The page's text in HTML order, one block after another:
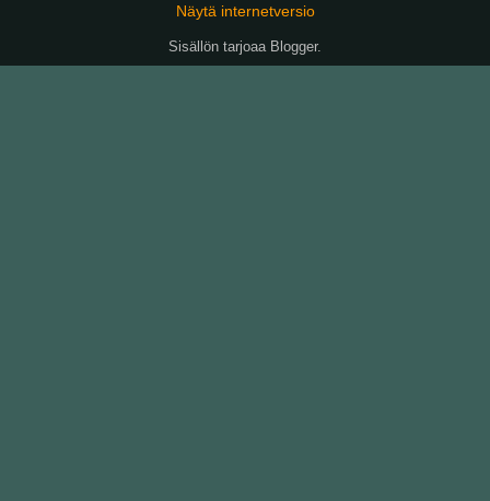
Näytä internetversio
Sisällön tarjoaa Blogger.